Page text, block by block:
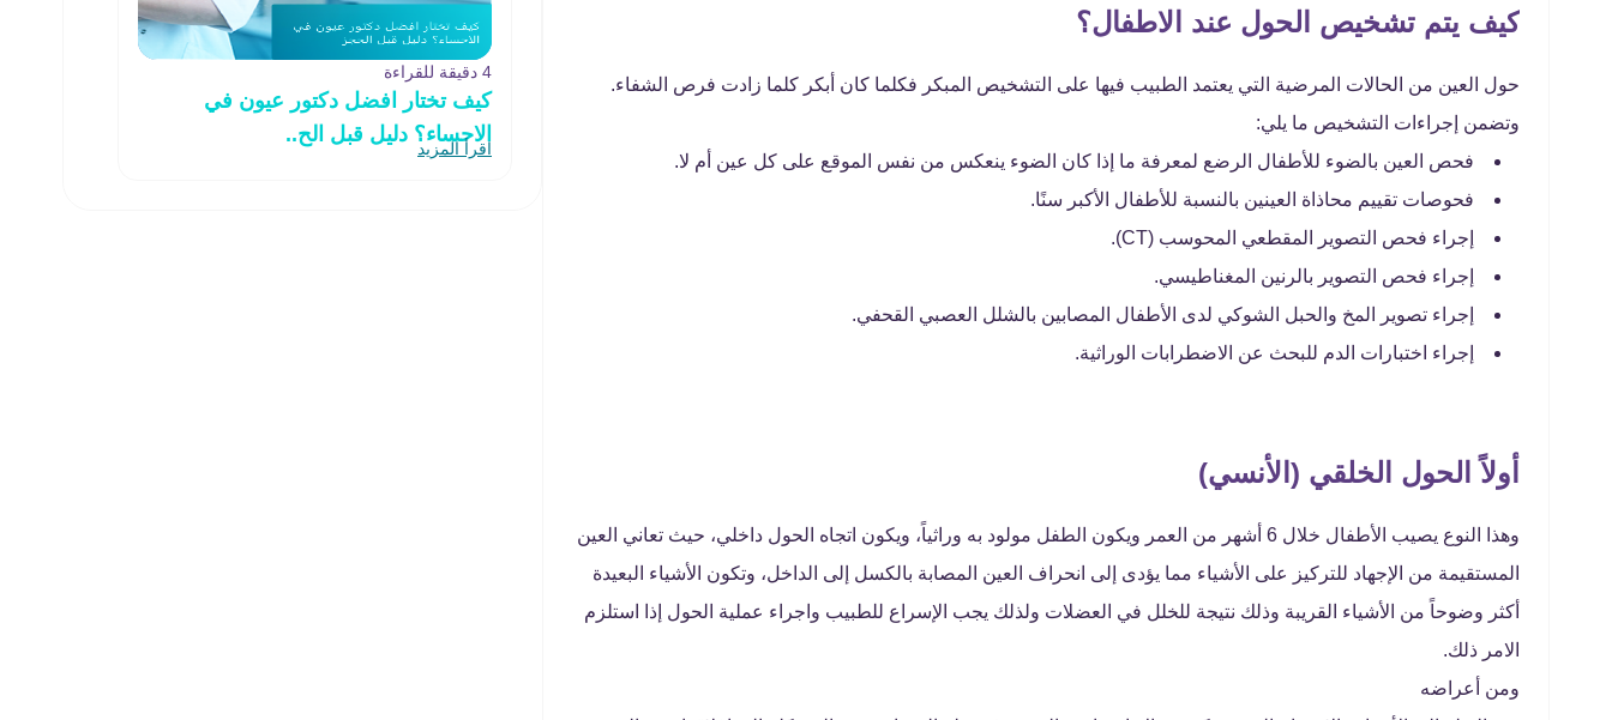
كيف يتم تشخيص الحول عند الاطفال؟
حول العين من الحالات المرضية التي يعتمد الطبيب فيها على التشخيص المبكر فكلما كان أبكر كلما زادت فرص الشفاء.
وتضمن إجراءات التشخيص ما يلي:
فحص العين بالضوء للأطفال الرضع لمعرفة ما إذا كان الضوء ينعكس من نفس الموقع على كل عين أم لا.
فحوصات تقييم محاذاة العينين بالنسبة للأطفال الأكبر سنًا.
إجراء فحص التصوير المقطعي المحوسب (CT).
إجراء فحص التصوير بالرنين المغناطيسي.
إجراء تصوير المخ والحبل الشوكي لدى الأطفال المصابين بالشلل العصبي القحفي.
إجراء اختبارات الدم للبحث عن الاضطرابات الوراثية.
أولاً الحول الخلقي (الأنسي)
وهذا النوع يصيب الأطفال خلال 6 أشهر من العمر ويكون الطفل مولود به وراثياً، ويكون اتجاه الحول داخلي، حيث تعاني العين
المستقيمة من الإجهاد للتركيز على الأشياء مما يؤدى إلى انحراف العين المصابة بالكسل إلى الداخل، وتكون الأشياء البعيدة
أكثر وضوحاً من الأشياء القريبة وذلك نتيجة للخلل في العضلات ولذلك يجب الإسراع للطبيب واجراء عملية الحول إذا استلزم
الامر ذلك.
ومن أعراضه
4 دقيقة للقراءة
كيف تختار افضل دكتور عيون في
الاحساء؟ دليل قبل الح..
اقرأ المزيد